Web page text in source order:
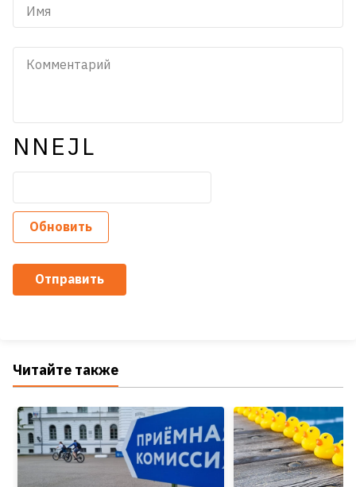
NNEJL
Обновить
Отправить
Читайте также